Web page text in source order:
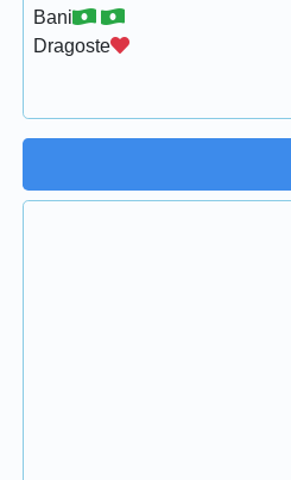
Bani
Dragoste